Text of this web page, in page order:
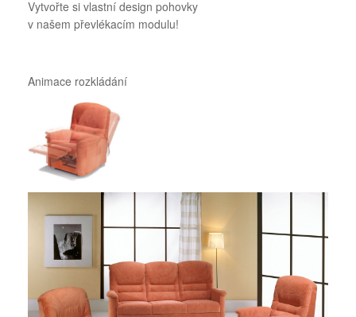
Vytvořte si vlastní design pohovky
v našem převlékacím modulu!
Animace rozkládání